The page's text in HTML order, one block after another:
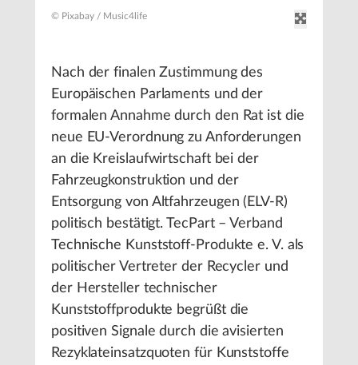
© Pixabay / Music4life
Nach der finalen Zustimmung des
Europäischen Parlaments und der
formalen Annahme durch den Rat ist die
neue EU-Verordnung zu Anforderungen
an die Kreislaufwirtschaft bei der
Fahrzeugkonstruktion und der
Entsorgung von Altfahrzeugen (ELV-R)
politisch bestätigt. TecPart – Verband
Technische Kunststoff-Produkte e. V. als
politischer Vertreter der Recycler und
der Hersteller technischer
Kunststoffprodukte begrüßt die
positiven Signale durch die avisierten
Rezyklateinsatzquoten für Kunststoffe